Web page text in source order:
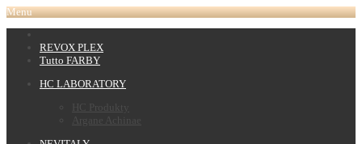
Menu
REVOX PLEX
Tutto FARBY
HC LABORATORY
HC Produkty
Argane Achinae